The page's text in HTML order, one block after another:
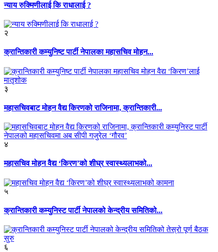
न्याय रुक्मिणीलाई कि राधालाई ?
२
क्रान्तिकारी कम्युनिष्ट पार्टी नेपालका महासचिव मोहन...
३
महासचिवबाट मोहन वैद्य किरणको राजिनामा, क्रान्तिकारी...
४
महासचिव मोहन वैद्य ‘किरण’को शीघ्र स्वास्थ्यलाभको...
५
क्रान्तिकारी कम्युनिस्ट पार्टी नेपालको केन्द्रीय समितिको...
६